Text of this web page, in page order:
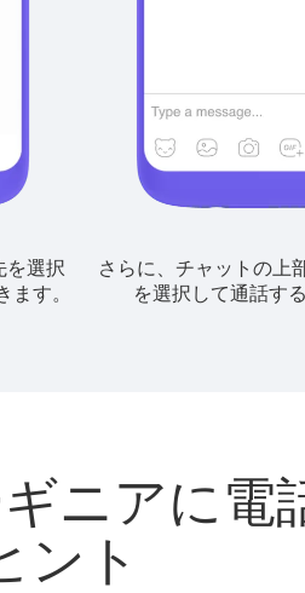
を選択
す。
さらに、チャットの上
を選択して通話す
ニアに電
ント